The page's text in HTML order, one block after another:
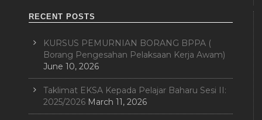
RECENT POSTS
KURSUS PEMURNIAN BORANG BPPA (
Borang Pengesahan Pelaksaan Kerja Awam)
June 10, 2026
Taklimat EKSA Kepada Pelajar Baharu Sesi II:
2025/2026 March 11, 2026